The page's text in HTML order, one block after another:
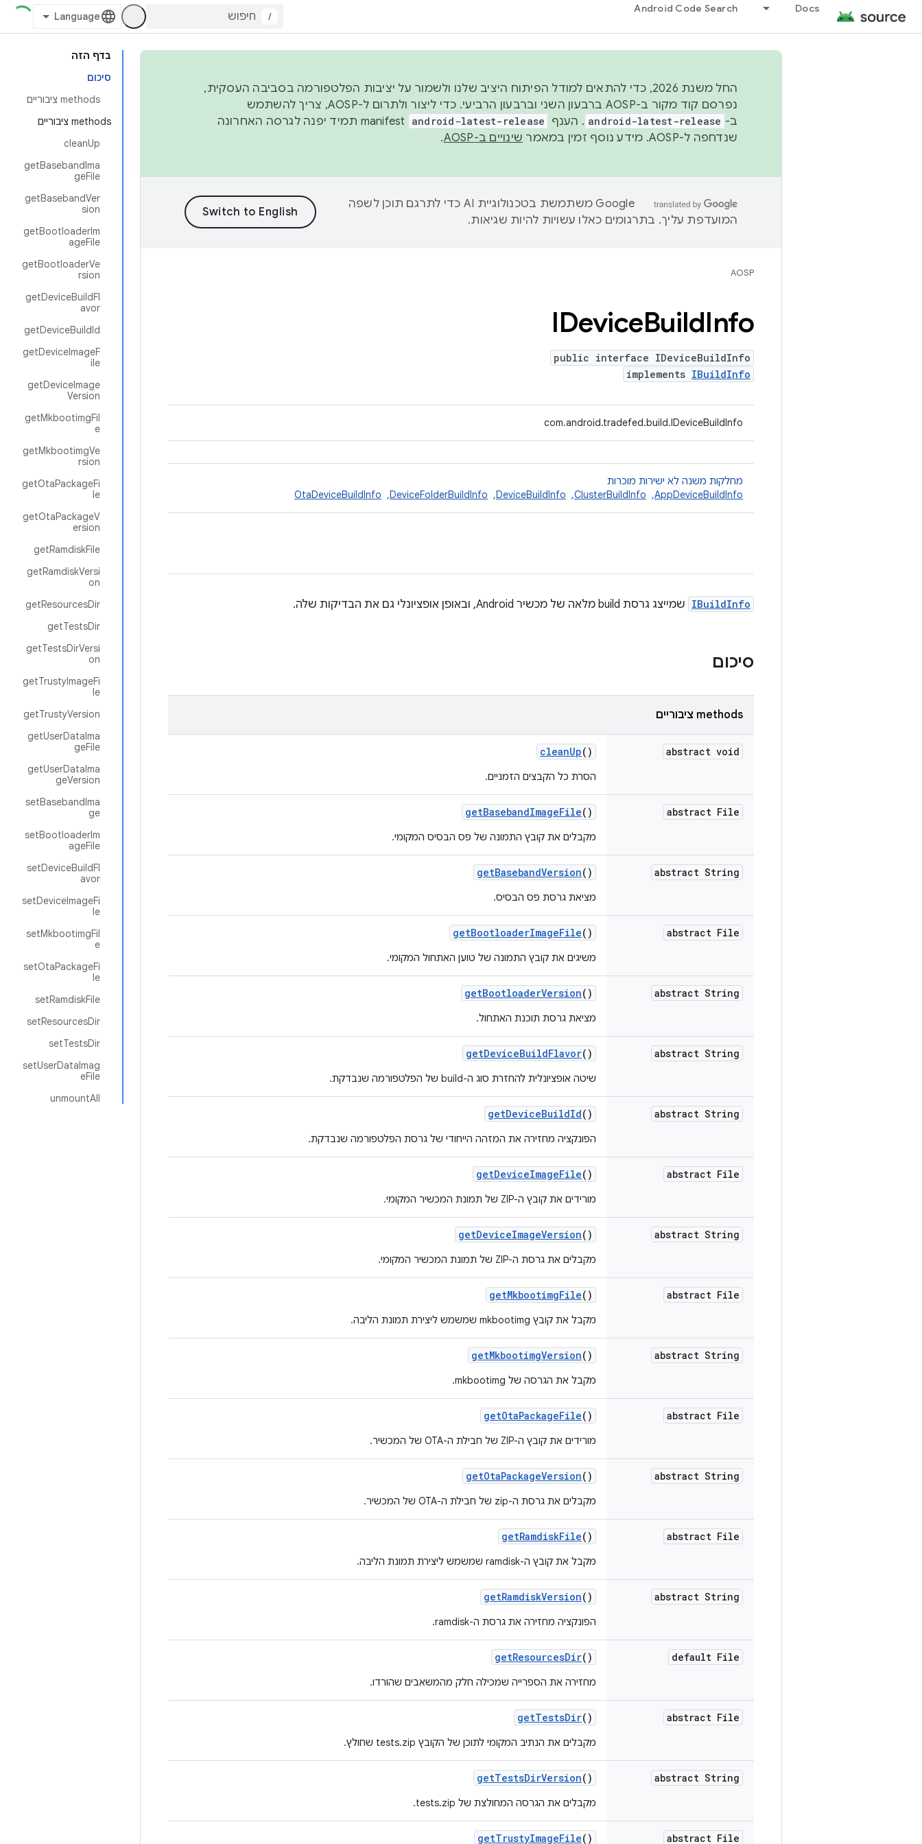
Docs
Android Code Search
/
בדף הזה
סיכום
‫methods ציבוריים
‫methods ציבוריים
cleanUp
getBasebandIma
geFile
getBasebandVer
sion
getBootloaderIm
ageFile
getBootloaderVe
rsion
getDeviceBuildFl
avor
getDeviceBuildId
getDeviceImageF
ile
getDeviceImage
Version
getMkbootimgFil
e
getMkbootimgVe
rsion
getOtaPackageFi
le
getOtaPackageV
ersion
getRamdiskFile
getRamdiskVersi
on
getResourcesDir
getTestsDir
getTestsDirVersi
on
getTrustyImageFi
le
getTrustyVersion
getUserDataIma
geFile
getUserDataIma
geVersion
setBasebandIma
ge
setBootloaderIm
ageFile
setDeviceBuildFl
avor
setDeviceImageFi
le
setMkbootimgFil
e
setOtaPackageFi
le
setRamdiskFile
setResourcesDir
setTestsDir
setUserDataImag
eFile
unmountAll
החל משנת 2026, כדי להתאים למודל הפיתוח היציב שלנו ולשמור על יציבות הפלטפורמה בסביבה העסקית,
נפרסם קוד מקור ב-AOSP ברבעון השני וברבעון הרביעי. כדי ליצור ולתרום ל-AOSP, צריך להשתמש
ב- android-latest-release . הענף android-latest-release
manifest תמיד יפנה לגרסה האחרונה
שנדחפה ל-AOSP. מידע נוסף זמין במאמר
שינויים ב-AOSP .
‫Google משתמשת בטכנולוגיית AI כדי לתרגם תוכן לשפה
המועדפת עליך. בתרגומים כאלו עשויות להיות שגיאות.
AOSP
IDeviceBuildInfo
public interface IDeviceBuildInfo
implements IBuildInfo
com.android.tradefed.build.IDeviceBuildInfo
מחלקות משנה לא ישירות מוכרות
AppDeviceBuildInfo
, ‏
ClusterBuildInfo
, ‏
DeviceBuildInfo
, ‏
DeviceFolderBuildInfo
, ‏
OtaDeviceBuildInfo
IBuildInfo שמייצג גרסת build מלאה של מכשיר Android, ובאופן אופציונלי גם את הבדיקות שלה.
סיכום
‫methods ציבוריים
abstract void
cleanUp()
הסרת כל הקבצים הזמניים.
abstract File
getBasebandImageFile()
מקבלים את קובץ התמונה של פס הבסיס המקומי.
abstract String
getBasebandVersion()
מציאת גרסת פס הבסיס.
abstract File
getBootloaderImageFile()
משיגים את קובץ התמונה של טוען האתחול המקומי.
abstract String
getBootloaderVersion()
מציאת גרסת תוכנת האתחול.
abstract String
getDeviceBuildFlavor()
שיטה אופציונלית להחזרת סוג ה-build של הפלטפורמה שנבדקת.
abstract String
getDeviceBuildId()
הפונקציה מחזירה את המזהה הייחודי של גרסת הפלטפורמה שנבדקת.
abstract File
getDeviceImageFile()
מורידים את קובץ ה-ZIP של תמונת המכשיר המקומי.
abstract String
getDeviceImageVersion()
מקבלים את גרסת ה-ZIP של תמונת המכשיר המקומי.
abstract File
getMkbootimgFile()
מקבל את קובץ mkbootimg שמשמש ליצירת תמונת הליבה.
abstract String
getMkbootimgVersion()
מקבל את הגרסה של mkbootimg.
abstract File
getOtaPackageFile()
מורידים את קובץ ה-ZIP של חבילת ה-OTA של המכשיר.
abstract String
getOtaPackageVersion()
מקבלים את גרסת ה-zip של חבילת ה-OTA של המכשיר.
abstract File
getRamdiskFile()
מקבל את קובץ ה-ramdisk שמשמש ליצירת תמונת הליבה.
abstract String
getRamdiskVersion()
הפונקציה מחזירה את גרסת ה-ramdisk.
default File
getResourcesDir()
מחזירה את הספרייה שמכילה חלק מהמשאבים שהורדו.
abstract File
getTestsDir()
מקבלים את הנתיב המקומי לתוכן של הקובץ tests.zip שחולץ.
abstract String
getTestsDirVersion()
מקבלים את הגרסה המחולצת של tests.zip.
abstract File
getTrustyImageFile()